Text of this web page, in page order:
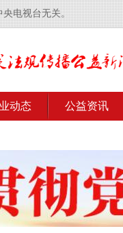
电视台无关。
动态 公益资讯